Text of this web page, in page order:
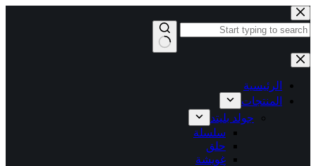
التجاوز
إلى
المحتوى
نتائج
الرئيسية
المنتجات
جولد بليتد
سلسلة
حلق
غويشة